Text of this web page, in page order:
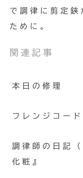
で調律に剪定鋏
ために。
関連記事
本日の修理
フレンジコード
調律師の日
化粧』